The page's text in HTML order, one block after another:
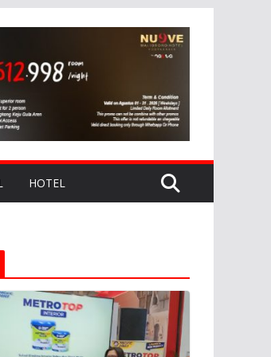
HOTEL